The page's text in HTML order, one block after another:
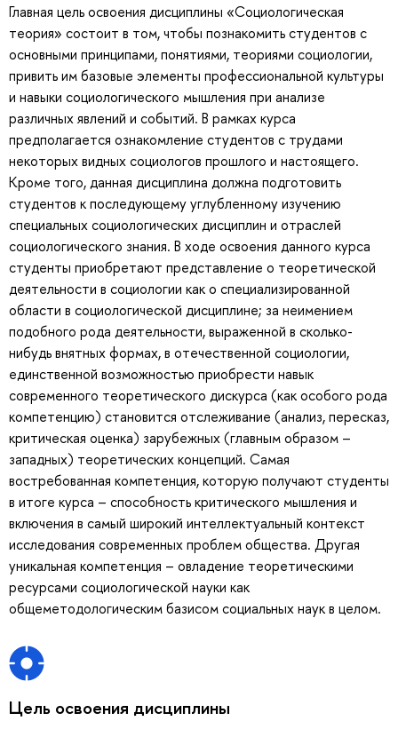
Главная цель освоения дисциплины «Социологическая
теория» состоит в том, чтобы познакомить студентов с
основными принципами, понятиями, теориями социологии,
привить им базовые элементы профессиональной культуры
и навыки социологического мышления при анализе
различных явлений и событий. В рамках курса
предполагается ознакомление студентов с трудами
некоторых видных социологов прошлого и настоящего.
Кроме того, данная дисциплина должна подготовить
студентов к последующему углубленному изучению
специальных социологических дисциплин и отраслей
социологического знания. В ходе освоения данного курса
студенты приобретают представление о теоретической
деятельности в социологии как о специализированной
области в социологической дисциплине; за неимением
подобного рода деятельности, выраженной в сколько-
нибудь внятных формах, в отечественной социологии,
единственной возможностью приобрести навык
современного теоретического дискурса (как особого рода
компетенцию) становится отслеживание (анализ, пересказ,
критическая оценка) зарубежных (главным образом –
западных) теоретических концепций. Самая
востребованная компетенция, которую получают студенты
в итоге курса – способность критического мышления и
включения в самый широкий интеллектуальный контекст
исследования современных проблем общества. Другая
уникальная компетенция – овладение теоретическими
ресурсами социологической науки как
общеметодологическим базисом социальных наук в целом.
Цель освоения дисциплины